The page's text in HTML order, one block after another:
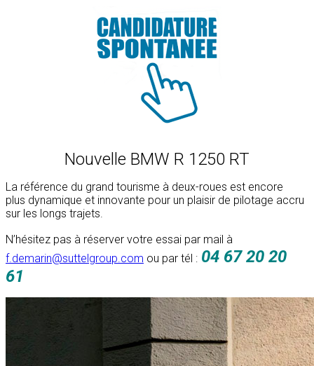
Nouvelle BMW R 1250 RT
La référence du grand tourisme à deux-roues est encore
plus dynamique et innovante pour un plaisir de pilotage accru
sur les longs trajets.
N’hésitez pas à réserver votre essai par mail à
f.demarin@suttelgroup.com ou par tél : 04 67 20 20
61